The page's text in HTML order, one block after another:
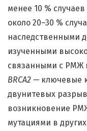
менее 10 %
около 20–30 %
наследственными
изученными
связанными с РМЖ
BRCA2 — ключевые
двунитевых
возникновение
мутациями в